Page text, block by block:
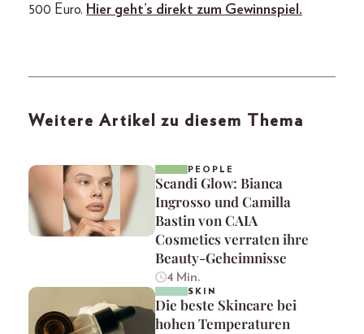
500 Euro. Hier geht’s direkt zum Gewinnspiel.
Weitere Artikel zu diesem Thema
PEOPLE
Scandi Glow: Bianca
Ingrosso und Camilla
Bastin von CAIA
Cosmetics verraten ihre
Beauty-Geheimnisse
4 Min.
SKIN
Die beste Skincare bei
hohen Temperaturen